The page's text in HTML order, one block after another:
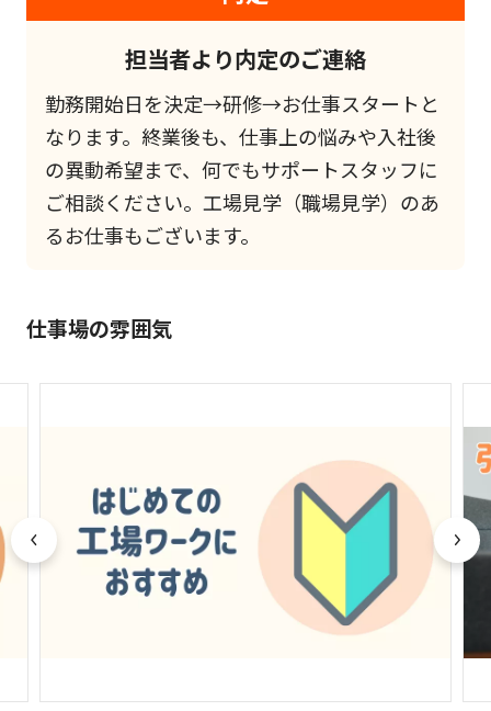
担当者より内定のご連絡
勤務開始日を決定→研修→お仕事スタートと
なります。終業後も、仕事上の悩みや入社後
の異動希望まで、何でもサポートスタッフに
ご相談ください。工場見学（職場見学）のあ
るお仕事もございます。
仕事場の雰囲気